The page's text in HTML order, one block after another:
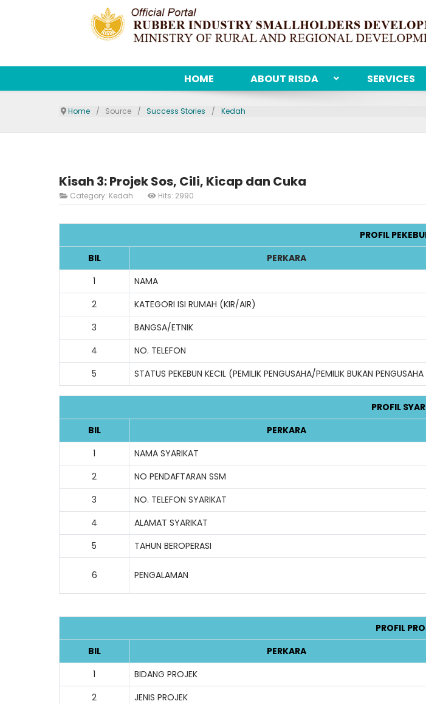
HOME ABOUT RISDA SERVICES
Home Source Success Stories Kedah
Kisah 3: Projek Sos, Cili, Kicap dan Cuka
Category: Kedah Hits: 2990
PROFIL
BIL
PERKARA
1
NAMA
2
KATEGORI ISI RUMAH (KIR/AIR)
3
BANGSA/ETNIK
4
NO. TELEFON
5
STATUS PEKEBUN KECIL (PEMILIK PENGUSAHA/PEMILIK BUKAN PENGUSAHA
PROFIL
BIL
PERKARA
1
NAMA SYARIKAT
2
NO PENDAFTARAN SSM
3
NO. TELEFON SYARIKAT
4
ALAMAT SYARIKAT
5
TAHUN BEROPERASI
6 PENGALAMAN
PROFIL
BIL
PERKARA
1
BIDANG PROJEK
2
JENIS PROJEK